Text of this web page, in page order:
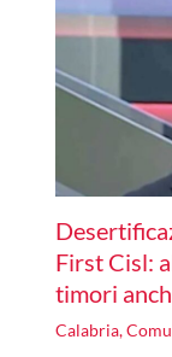
First Cisl:
timori
Calabria,